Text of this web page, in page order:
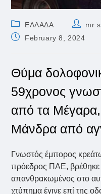
Post
category:
ΕΛΛΑΔΑ
Postmr
PostFebruary 8, 2024
Θύμα
59χρονος
από τα Μέγαρα,
Μάνδρα από
Γνωστός έμπορος
πρόεδρος ΠΑΕ, βρέθηκε
απανθρακωμένος στο
χτύπημα έγινε επί της